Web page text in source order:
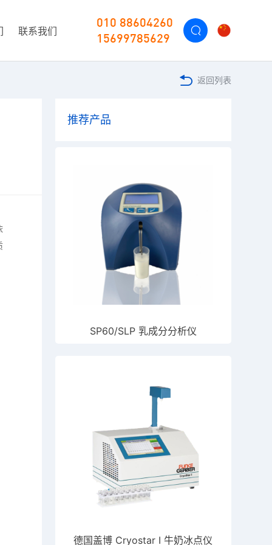
联系我们
010 88604260
15699785629
返回列表
推荐产品
SP60/SLP 乳成分分析仪
德国盖博 Cryostar I 牛奶冰点仪